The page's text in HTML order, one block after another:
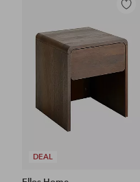
DEAL
Legg